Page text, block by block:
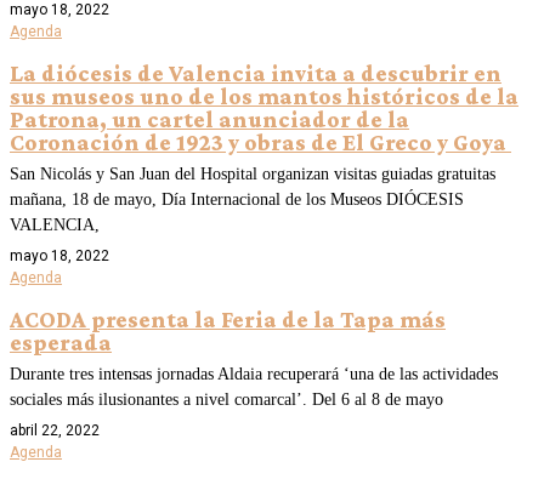
mayo 18, 2022
Agenda
La diócesis de Valencia invita a descubrir en
sus museos uno de los mantos históricos de la
Patrona, un cartel anunciador de la
Coronación de 1923 y obras de El Greco y Goya
San Nicolás y San Juan del Hospital organizan visitas guiadas gratuitas
mañana, 18 de mayo, Día Internacional de los Museos DIÓCESIS
VALENCIA,
mayo 18, 2022
Agenda
ACODA presenta la Feria de la Tapa más
esperada
Durante tres intensas jornadas Aldaia recuperará ‘una de las actividades
sociales más ilusionantes a nivel comarcal’. Del 6 al 8 de mayo
abril 22, 2022
Agenda